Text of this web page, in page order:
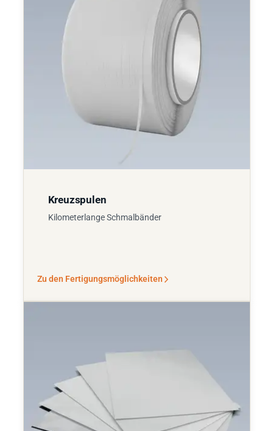
Kreuzspulen
Kilometerlange Schmalbänder
Zu den Fertigungsmöglichkeiten